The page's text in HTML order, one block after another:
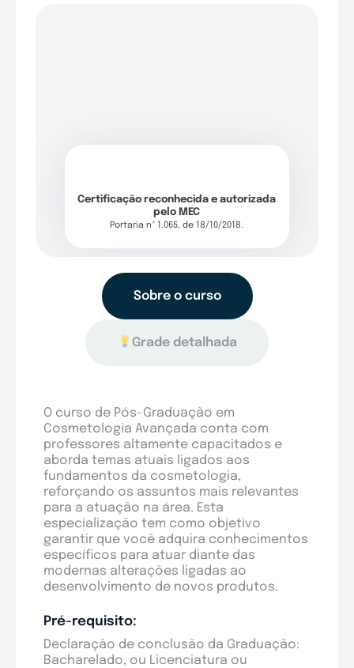
Certificação reconhecida e autorizada
pelo MEC
Portaria nº 1.065, de 18/10/2018.
Sobre o curso
Grade detalhada
O curso de Pós-Graduação em
Cosmetologia Avançada conta com
professores altamente capacitados e
aborda temas atuais ligados aos
fundamentos da cosmetologia,
reforçando os assuntos mais relevantes
para a atuação na área. Esta
especialização tem como objetivo
garantir que você adquira conhecimentos
específicos para atuar diante das
modernas alterações ligadas ao
desenvolvimento de novos produtos.
Pré-requisito:
Declaração de conclusão da Graduação:
Bacharelado, ou Licenciatura ou